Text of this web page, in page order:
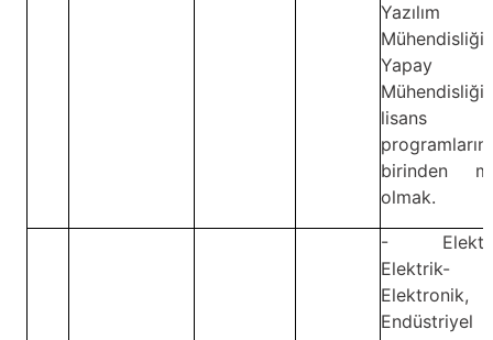
Yazılım
Mühendisliği,
Yapay
Mühendisliği
lisans
birinden
olmak.
-
Elektrik-
Elektronik,
Endüstriyel